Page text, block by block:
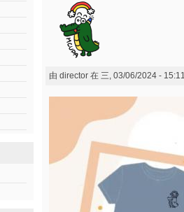
由 director在 三, 03/06/2024 -